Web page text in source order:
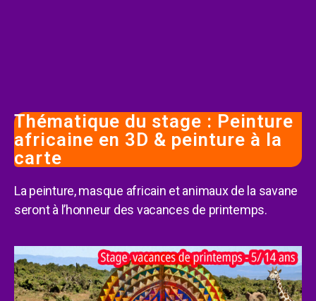
Thématique du stage : Peinture
africaine en 3D & peinture à la
carte
La peinture, masque africain et animaux de la savane
seront à l’honneur des vacances de printemps.